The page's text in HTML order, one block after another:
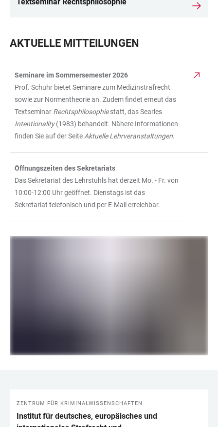
Textseminar Rechtsphilosophie
AKTUELLE MITTEILUNGEN
TABELLE
Seminare im Sommersemester 2026
Prof. Schuhr bietet Seminare zum Medizinstrafrecht
sowie zur Normentheorie an. Zudem findet erneut das
Textseminar Rechtsphilosophiestatt, das Searles
Intentionality(1983) behandelt. Nähere Informationen
finden Sie auf der SeiteAktuelle Lehrveranstaltungen.
Öffnungszeiten des Sekretariats
Das Sekretariat des Lehrstuhls hat derzeit Mo. - Fr. von
10:00-12:00 Uhr geöffnet. Dienstags ist das
Sekretariat telefonisch und per E-Mail erreichbar.
LINKS
ZENTRUM FÜR KRIMINALWISSENSCHAFTEN
Institut für deutsches, europäisches und